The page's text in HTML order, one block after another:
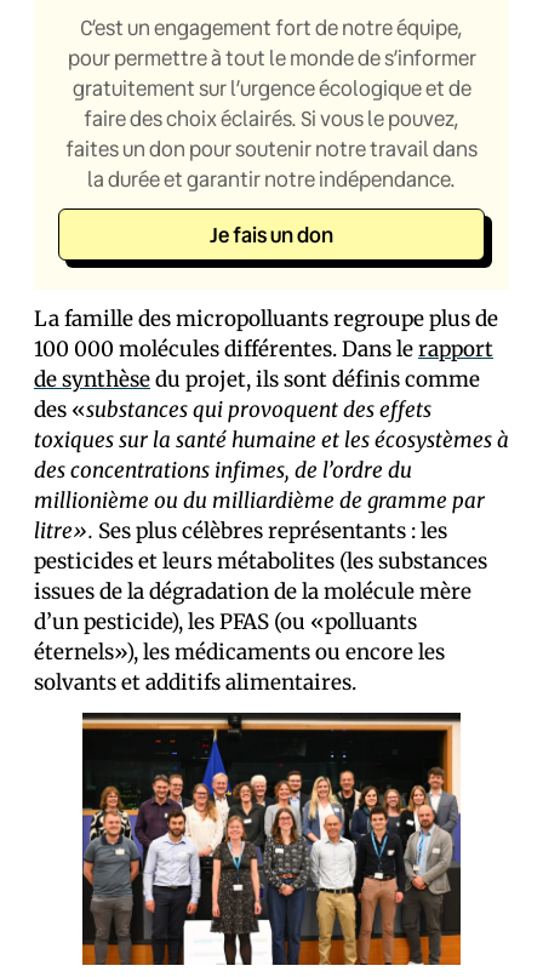
C’est un engagement fort de notre équipe,
pour permettre à tout le monde de s’informer
gratuitement sur l’urgence écologique et de
faire des choix éclairés. Si vous le pouvez,
faites un don pour soutenir notre travail dans
la durée et garantir notre indépendance.
Je fais un don
La famille des micropolluants regroupe plus de
100 000 molécules différentes. Dans lerapport
de synthèsedu projet, ils sont définis comme
des «substances qui provoquent des effets
toxiques sur la santé humaine et les écosystèmes à
des concentrations infimes, de l’ordre du
millionième ou du milliardième de gramme par
litre». Ses plus célèbres représentants : les
pesticides et leurs métabolites (les substances
issues de la dégradation de la molécule mère
d’un pesticide), les PFAS (ou «polluants
éternels»), les médicaments ou encore les
solvants et additifs alimentaires.